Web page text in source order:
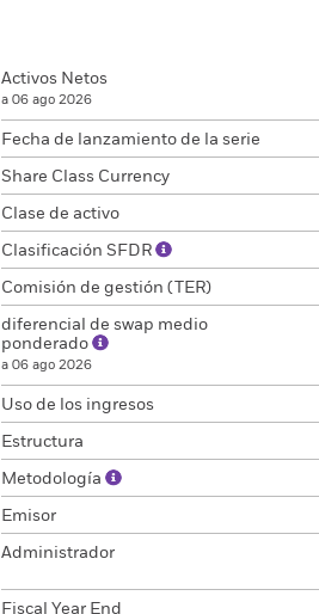
Activos Netos
a 06 ago 2026
Fecha de lanzamiento de la serie
Share Class Currency
Clase de activo
Clasificación SFDR
Comisión de gestión (TER)
diferencial de swap medio
ponderado
a 06 ago 2026
Uso de los ingresos
Estructura
Metodología
Emisor
Administrador
Fiscal Year End